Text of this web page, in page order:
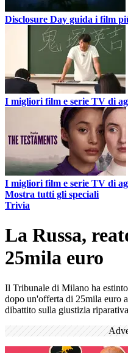
Disclosure Day guida i film
I migliori film e serie TV di
I migliori film e serie TV di
Mostra tutti gli speciali
Trivia
La Russa,
25mila euro
Il Tribunale di Milano ha
dopo un'offerta di 25mila euro
dibattito sulla giustizia